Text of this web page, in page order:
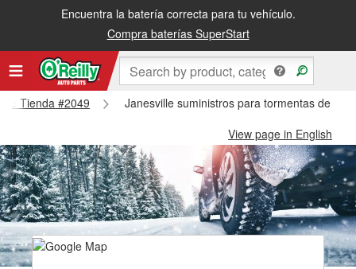
Encuentra la batería correcta para tu vehículo.
Compra baterías SuperStart
Tienda #2049
Janesville suministros para tormentas de
View page in English